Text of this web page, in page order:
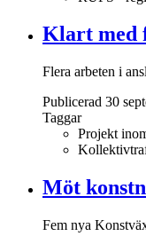
Klart med
Flera arbeten i
Publicerad 30
Taggar
Projekt
Möt
Fem nya